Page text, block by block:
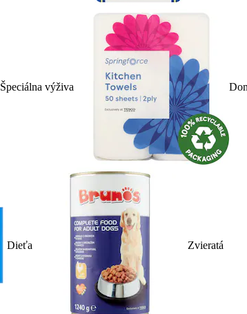
Špeciálna výživa
Dieťa Zvieratá